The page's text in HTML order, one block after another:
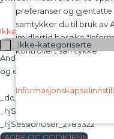
preferanser og gjentatte
samtykker du til bruk av
imidlertid besøke
kontrollert samtykke.
Ikke-kategoriserte
Ikke-kategoriserte
Andre ikke-kategoriserte
og ennå ikke er klassifisert i
_dc_gtm_UA-16973076-1
_hjSession_2783322
_hjSessionUser_2783322